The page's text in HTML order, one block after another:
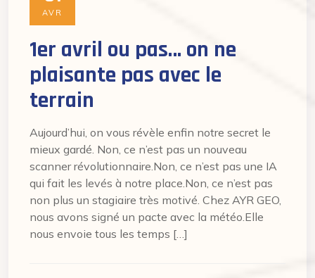
AVR
1er avril ou pas… on ne
plaisante pas avec le
terrain
Aujourd’hui, on vous révèle enfin notre secret le
mieux gardé. Non, ce n’est pas un nouveau
scanner révolutionnaire.Non, ce n’est pas une IA
qui fait les levés à notre place.Non, ce n’est pas
non plus un stagiaire très motivé. Chez AYR GEO,
nous avons signé un pacte avec la météo.Elle
nous envoie tous les temps […]